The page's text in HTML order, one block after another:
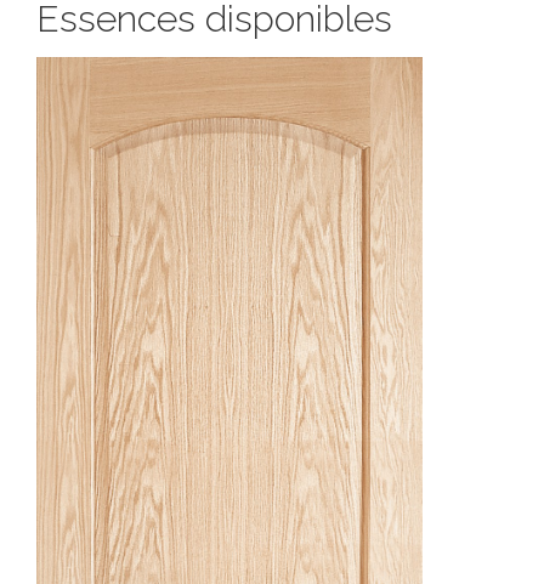
Essences disponibles